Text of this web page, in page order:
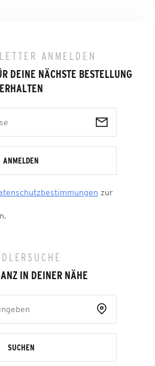
ANMELDEN
DEINE NÄCHSTE BESTELLUNG
ERHALTEN
ANMELDEN
zur
IN DEINER NÄHE
SUCHEN